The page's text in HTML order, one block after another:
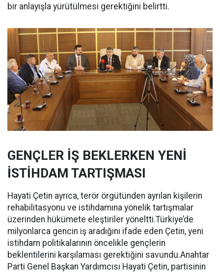
bir anlayışla yürütülmesi gerektiğini belirtti.
GENÇLER İŞ BEKLERKEN YENİ
İSTİHDAM TARTIŞMASI
Hayati Çetin ayrıca, terör örgütünden ayrılan kişilerin
rehabilitasyonu ve istihdamına yönelik tartışmalar
üzerinden hükümete eleştiriler yöneltti.Türkiye’de
milyonlarca gencin iş aradığını ifade eden Çetin, yeni
istihdam politikalarının öncelikle gençlerin
beklentilerini karşılaması gerektiğini savundu.Anahtar
Parti Genel Başkan Yardımcısı Hayati Çetin, partisinin